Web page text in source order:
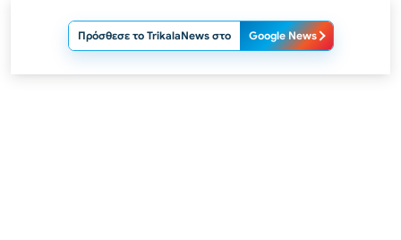
Πρόσθεσε το TrikalaNews στο Google News